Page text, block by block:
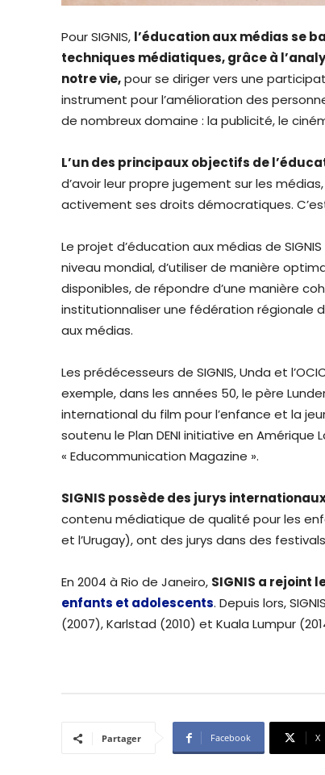
Pour SIGNIS, l’éducation aux médias se
techniques médiatiques, grâce à
notre vie,pour se diriger vers une
instrument pour l’amélioration des
de nombreux domaine : la publicité, le
L’un des principaux objectifs de
d’avoir leur propre jugement sur les
activement ses droits démocratiques.
Le projet d’éducation aux médias de
niveau mondial, d’utiliser de manière
disponibles, de répondre d’une manière
institutionnaliser une fédération régionale
aux médias.
Les prédécesseurs de SIGNIS, Unda et
exemple, dans les années 50, le père
international du film pour l’enfance et la
soutenu le Plan DENI initiative en Amérique
« Educommunication Magazine ».
SIGNIS possède des jurys
contenu médiatique de qualité pour les
et l’Urugay), ont des jurys dans des
En 2004 à Rio de Janeiro, SIGNIS a rejoint
enfants et adolescents. Depuis lors,
(2007), Karlstad (2010) et Kuala Lumpur
Partager Facebook X